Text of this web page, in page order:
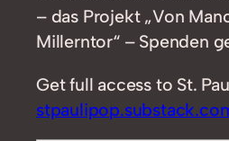
– das Projekt „Von
Millerntor“ – Spenden
Get full access to St.